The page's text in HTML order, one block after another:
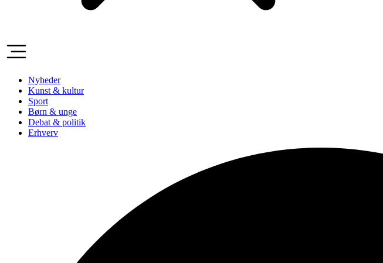
Nyheder
Kunst & kultur
Sport
Børn & unge
Debat & politik
Erhverv